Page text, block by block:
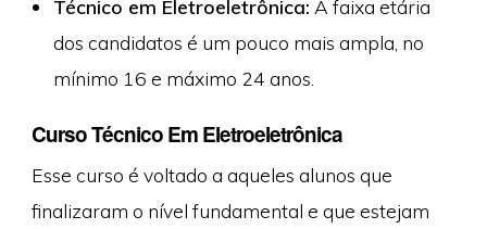
Técnico em Eletroeletrônica: A faixa etária
dos candidatos é um pouco mais ampla, no
mínimo 16 e máximo 24 anos.
Curso Técnico Em Eletroeletrônica
Esse curso é voltado a aqueles alunos que
finalizaram o nível fundamental e que estejam